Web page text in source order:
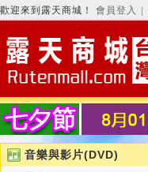
歡迎來到露天商城！ 會員登入
音樂與影片(DVD)